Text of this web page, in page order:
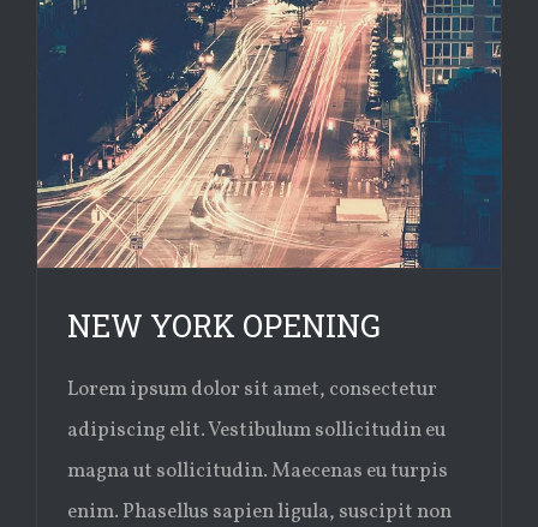
NEW YORK OPENING
Lorem ipsum dolor sit amet, consectetur
adipiscing elit. Vestibulum sollicitudin eu
magna ut sollicitudin. Maecenas eu turpis
enim. Phasellus sapien ligula, suscipit non